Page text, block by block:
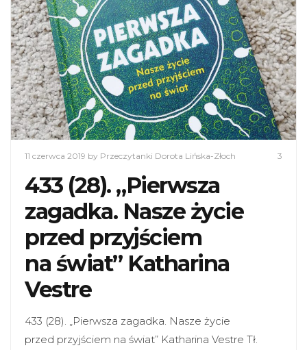
11 czerwca 2019 by Przeczytanki Dorota Lińska-Złoch 3
433 (28). „Pierwsza
zagadka. Nasze życie
przed przyjściem
na świat” Katharina
Vestre
433 (28). „Pierwsza zagadka. Nasze życie
przed przyjściem na świat” Katharina Vestre Tł.